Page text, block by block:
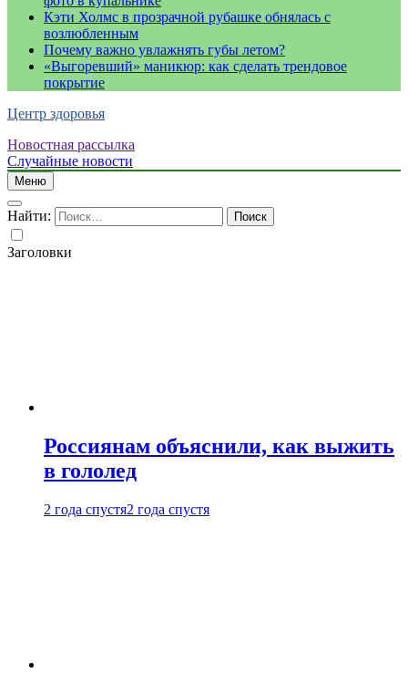
Кэти Холмс в прозрачной рубашке обнялась с
возлюбленным
Почему важно увлажнять губы летом?
«Выгоревший» маникюр: как сделать трендовое
покрытие
Центр здоровья
Новостная рассылка
Случайные новости
Меню
Найти:
Заголовки
Россиянам объяснили, как выжить
в гололед
2 года спустя2 года спустя